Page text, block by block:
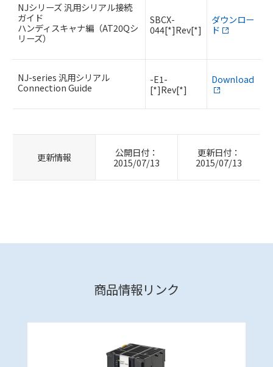
NJシリーズ 汎用シリアル接続
ガイド
ハンディスキャナ編（AT20Qシ
リーズ）
SBCX-
044[*]Rev[*]
ダウンロー
ド
NJ-series 汎用シリアル
Connection Guide
-E1-
[*]Rev[*]
Download
更新情報
公開日付：
2015/07/13
更新日付：
2015/07/13
商品情報リンク